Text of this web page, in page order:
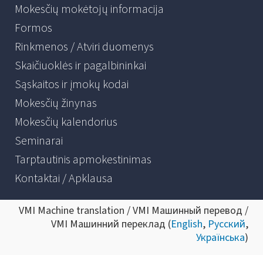
Mokesčių mokėtojų informacija
Formos
Rinkmenos / Atviri duomenys
Skaičiuoklės ir pagalbininkai
Sąskaitos ir įmokų kodai
Mokesčių žinynas
Mokesčių kalendorius
Seminarai
Tarptautinis apmokestinimas
Kontaktai / Apklausa
VMI Machine translation / VMI Машинный перевод /
VMI Машинний переклад (English, Русский,
Українська)